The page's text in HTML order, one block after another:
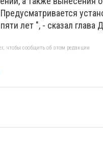
лет ", - сказал глава
чтобы сообщить об этом редакции